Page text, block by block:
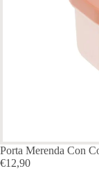
Porta Merenda Con
€12,90